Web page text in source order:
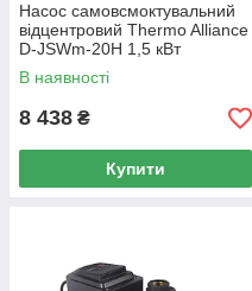
Насос самовсмоктувальний
відцентровий Thermo Alliance
D-JSWm-20H 1,5 кВт
В наявності
8 438 ₴
Купити